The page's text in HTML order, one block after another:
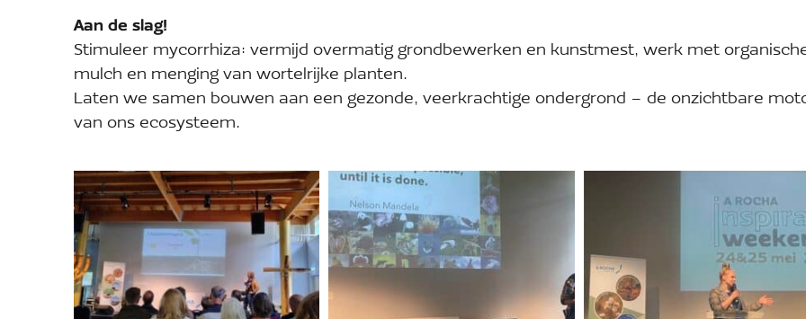
Aan de slag!
Stimuleer mycorrhiza: vermijd overmatig grondbewerken en kunstmest, werk met
mulch en menging van wortelrijke planten.
Laten we samen bouwen aan een gezonde, veerkrachtige ondergrond – de onzichtbare
van ons ecosysteem.